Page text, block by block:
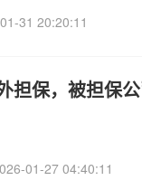
31 20:20:11
担保，被担保
01-27 04:40:11